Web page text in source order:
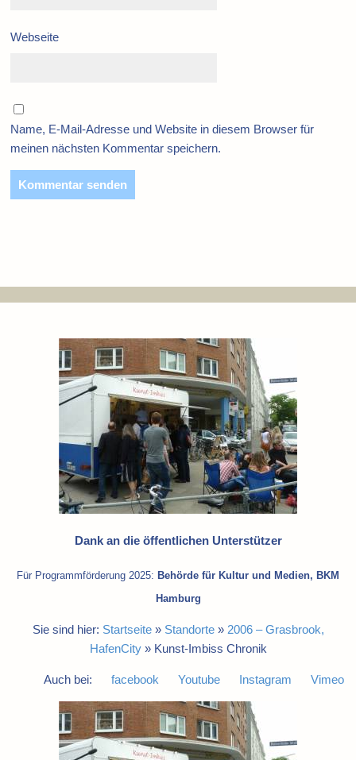
Webseite
Name, E-Mail-Adresse und Website in diesem Browser für
meinen nächsten Kommentar speichern.
Dank an die öffentlichen Unterstützer
Für Programmförderung 2025: Behörde für Kultur und Medien, BKM
Hamburg
Sie sind hier: Startseite» Standorte» 2006 – Grasbrook,
HafenCity» Kunst-Imbiss Chronik
Auch bei: facebook Youtube Instagram Vimeo